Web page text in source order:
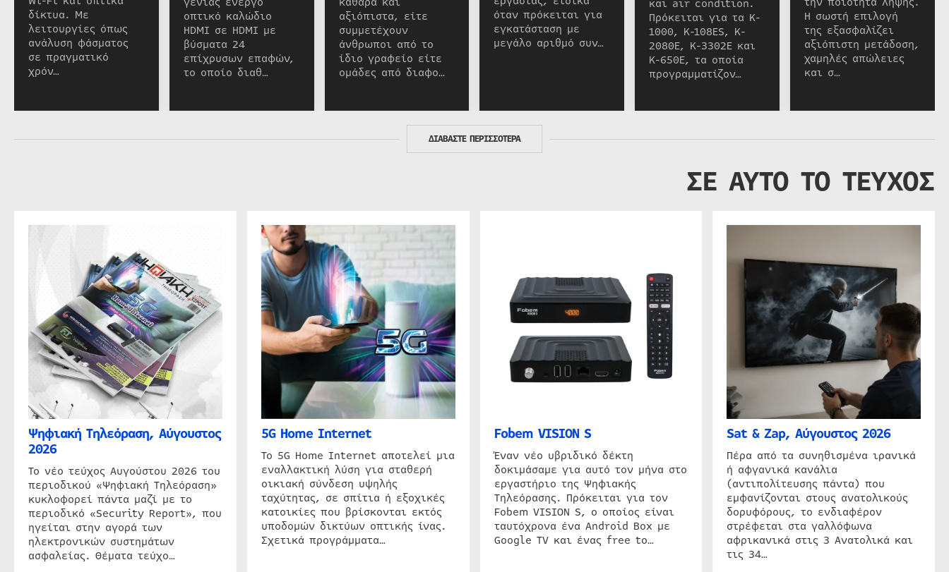
δίκτυα. Με
λειτουργίες όπως
ανάλυση φάσματος
σε πραγματικό
χρόν…
οπτικό καλώδιο
HDMI σε HDMI με
βύσματα 24
επίχρυσων επαφών,
το οποίο διαθ…
αξιόπιστα, είτε
συμμετέχουν
άνθρωποι από το
ίδιο γραφείο είτε
ομάδες από διαφο…
όταν πρόκειται για
εγκατάσταση με
μεγάλο αριθμό συν…
και air condition.
Πρόκειται για τα K-
1000, K-108ES, K-
2080E, K-3302E και
K-650E, τα οποία
προγραμματίζον…
Η σωστή επιλογή
της εξασφαλίζει
αξιόπιστη μετάδοση,
χαμηλές απώλειες
και σ…
ΔΙΑΒΑΣΤΕ ΠΕΡΙΣΣΟΤΕΡΑ
ΣΕ ΑΥΤΟ ΤΟ ΤΕΥΧΟΣ
Ψηφιακή Τηλεόραση, Αύγουστος
2026
Το νέο τεύχος Αυγούστου 2026 του
περιοδικού «Ψηφιακή Τηλεόραση»
κυκλοφορεί πάντα μαζί με το
περιοδικό «Security Report», που
ηγείται στην αγορά των
ηλεκτρονικών συστημάτων
ασφαλείας. Θέματα τεύχο…
5G Home Internet
Το 5G Home Internet αποτελεί μια
εναλλακτική λύση για σταθερή
οικιακή σύνδεση υψηλής
ταχύτητας, σε σπίτια ή εξοχικές
κατοικίες που βρίσκονται εκτός
υποδομών δικτύων οπτικής ίνας.
Σχετικά προγράμματα…
Fobem VISION S
Έναν νέο υβριδικό δέκτη
δοκιμάσαμε για αυτό τον μήνα στο
εργαστήριο της Ψηφιακής
Τηλεόρασης. Πρόκειται για τον
Fobem VISION S, ο οποίος είναι
ταυτόχρονα ένα Android Box με
Google TV και ένας free to…
Sat & Zap, Αύγουστος 2026
Πέρα από τα συνηθισμένα ιρανικά
ή αφγανικά κανάλια
(αντιπολίτευσης πάντα) που
εμφανίζονται στους ανατολικούς
δορυφόρους, το ενδιαφέρον
στρέφεται στα γαλλόφωνα
αφρικανικά στις 3 Ανατολικά και
τις 34…